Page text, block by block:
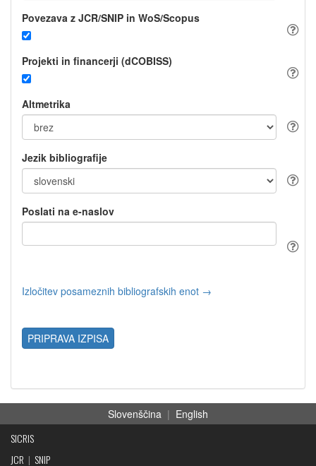
Povezava z JCR/SNIP in WoS/Scopus
Projekti in financerji (dCOBISS)
Altmetrika
Jezik bibliografije
Poslati na e-naslov
Izločitev posameznih bibliografskih enot →
PRIPRAVA IZPISA
Slovenščina | English
SICRIS
JCR | SNIP